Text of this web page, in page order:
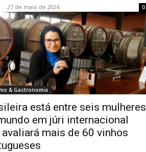
- 27 de maio de 2026 0
& Gastronomia
está entre seis mulheres
em júri internacional
avaliará mais de 60 vinhos